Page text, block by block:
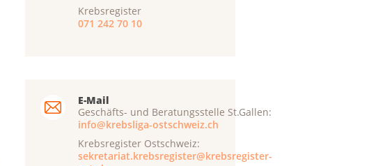
Krebsregister
071 242 70 10
E-Mail
Geschäfts- und Beratungsstelle St.Gallen:
info@krebsliga-ostschweiz.ch
Krebsregister Ostschweiz:
sekretariat.krebsregister@krebsregister-